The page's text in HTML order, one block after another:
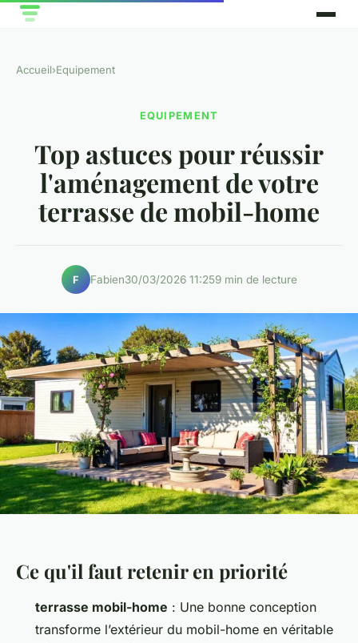
Accueil›Equipement
EQUIPEMENT
Top astuces pour réussir
l'aménagement de votre
terrasse de mobil-home
F Fabien30/03/2026 11:259 min de lecture
Ce qu'il faut retenir en priorité
terrasse mobil-home : Une bonne conception
transforme l’extérieur du mobil-home en véritable